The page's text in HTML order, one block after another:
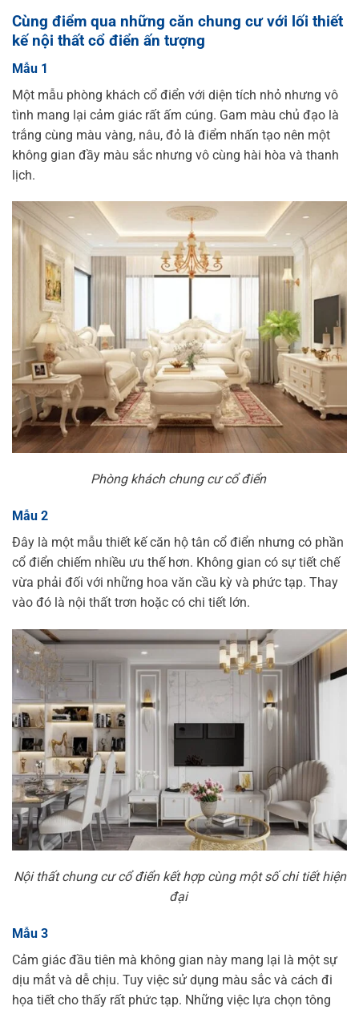
Cùng điểm qua những căn chung cư với lối thiết
kế nội thất cổ điển ấn tượng
Mẫu 1
Một mẫu phòng khách cổ điển với diện tích nhỏ nhưng vô
tình mang lại cảm giác rất ấm cúng. Gam màu chủ đạo là
trắng cùng màu vàng, nâu, đỏ là điểm nhấn tạo nên một
không gian đầy màu sắc nhưng vô cùng hài hòa và thanh
lịch.
Phòng khách chung cư cổ điển
Mẫu 2
Đây là một mẫu thiết kế căn hộ tân cổ điển nhưng có phần
cổ điển chiếm nhiều ưu thế hơn. Không gian có sự tiết chế
vừa phải đối với những hoa văn cầu kỳ và phức tạp. Thay
vào đó là nội thất trơn hoặc có chi tiết lớn.
Nội thất chung cư cổ điển kết hợp cùng một số chi tiết hiện
đại
Mẫu 3
Cảm giác đầu tiên mà không gian này mang lại là một sự
dịu mắt và dễ chịu. Tuy việc sử dụng màu sắc và cách đi
họa tiết cho thấy rất phức tạp. Những việc lựa chọn tông